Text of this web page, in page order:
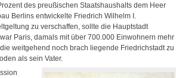
des preußischen Staatshaushalts dem Heer
Berlins entwickelte Friedrich Wilhelm I.
zu verschaffen, sollte die Hauptstadt
Paris, damals mit über 700.000 Einwohnern mehr
weitgehend noch brach liegende Friedrichstadt zu
als sein Vater.